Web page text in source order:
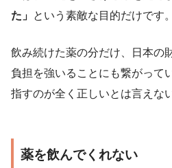
た」 という素敵な目的だけです。
飲み続けた薬の分だけ、日本の
負担を強いることにも繋がって
指すのが全く正しいとは言えな
薬を飲んでくれない